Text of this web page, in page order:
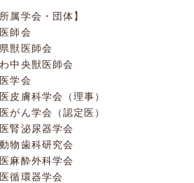
属学会・団体】
師会
獣医師会
中央獣医師会
学会
皮膚科学会（理事）
がん学会（認定医）
腎泌尿器学会
物歯科研究会
麻酔外科学会
循環器学会